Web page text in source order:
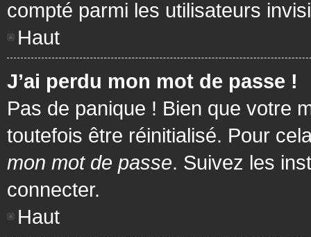
compté parmi les utilisateurs
Haut
J’ai perdu mon mot de passe !
Pas de panique ! Bien que votre
toutefois être réinitialisé. Pour
mon mot de passe. Suivez les
connecter.
Haut